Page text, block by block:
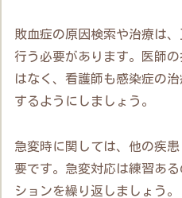
敗血症の原因検索や治療は
行う必要があります。医師
はなく、看護師も感染症の
するようにしましょう。
急変時に関しては、他の疾
要です。急変対応は練習あ
ションを繰り返しましょう。